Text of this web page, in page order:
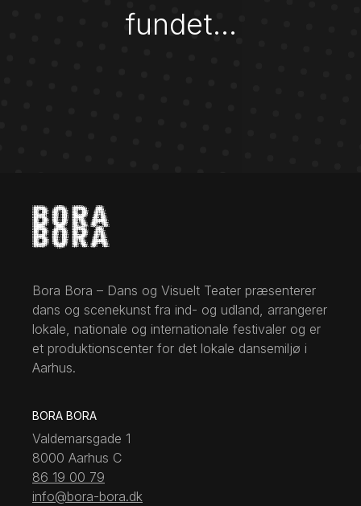
fundet…
Bora Bora – Dans og Visuelt Teater præsenterer
dans og scenekunst fra ind- og udland, arrangerer
lokale, nationale og internationale festivaler og er
et produktionscenter for det lokale dansemiljø i
Aarhus.
BORA BORA
Valdemarsgade 1
8000 Aarhus C
86 19 00 79
info@bora-bora.dk